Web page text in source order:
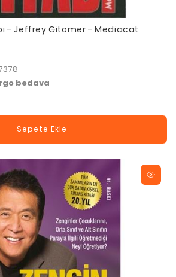
- Jeffrey Gitomer - Mediacat
bedava
Sepete Ekle